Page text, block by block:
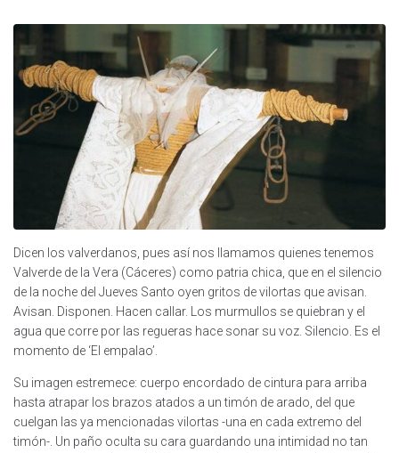
Dicen los valverdanos, pues así nos llamamos quienes tenemos
Valverde de la Vera (Cáceres) como patria chica, que en el silencio
de la noche del Jueves Santo oyen gritos de vilortas que avisan.
Avisan. Disponen. Hacen callar. Los murmullos se quiebran y el
agua que corre por las regueras hace sonar su voz. Silencio. Es el
momento de ‘El empalao’.
Su imagen estremece: cuerpo encordado de cintura para arriba
hasta atrapar los brazos atados a un timón de arado, del que
cuelgan las ya mencionadas vilortas -una en cada extremo del
timón-. Un paño oculta su cara guardando una intimidad no tan